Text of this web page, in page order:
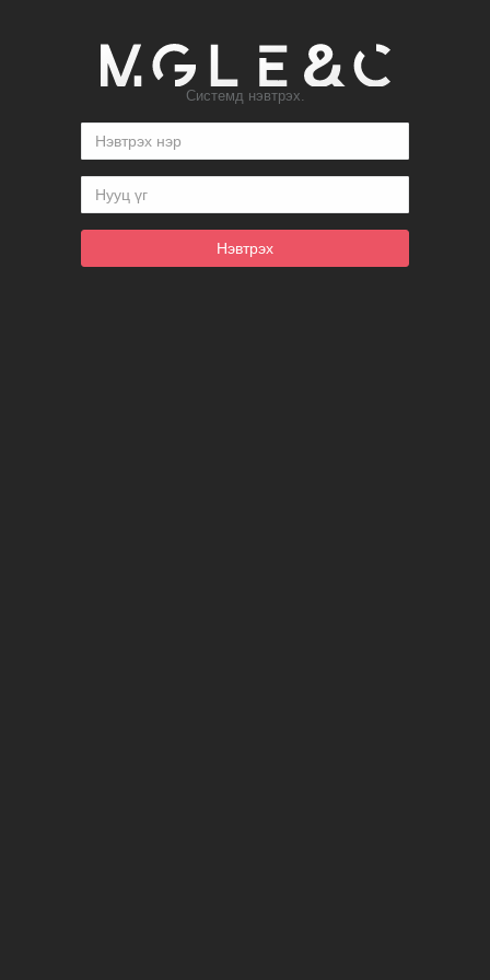
Системд нэвтрэх.
Нэвтрэх